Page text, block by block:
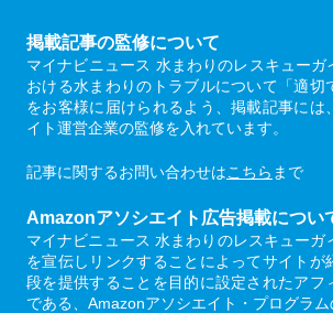
掲載記事の監修について
マイナビニュース 水まわりのレスキューガ
おける水まわりのトラブルについて「適切
をお客様に届けられるよう、掲載記事には
イト運営企業の監修を入れています。
記事に関するお問い合わせはこちら まで
Amazonアソシエイト広告掲載につい
マイナビニュース 水まわりのレスキューガ
を宣伝しリンクすることによってサイトが
段を提供することを目的に設定されたアフ
である、Amazonアソシエイト・プログラム